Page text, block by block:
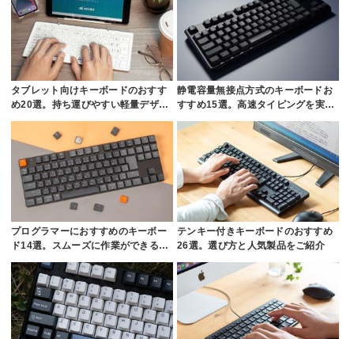
タブレット向けキーボードのおすす
め20選。持ち運びやすい軽量デザ…
静電容量無接点方式のキーボードお
すすめ15選。高速タイピングを実…
プログラマーにおすすめのキーボー
ド14選。スムーズに作業ができる…
テンキー付きキーボードのおすすめ
26選。選び方と人気製品をご紹介